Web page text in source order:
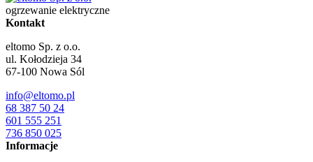
ogrzewanie elektryczne
Kontakt
eltomo Sp. z o.o.
ul. Kołodzieja 34
67-100 Nowa Sól
info@eltomo.pl
68 387 50 24
601 555 251
736 850 025
Informacje